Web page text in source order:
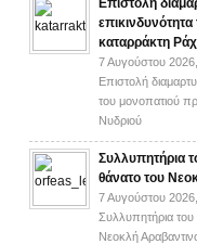
Επιστολή
καταρράκτη
7 Αυγούστου 2026,
Επιστολή
του μονοπατιού
Νυδριού
Συλλυπητήρια
θάνατο του
7 Αυγούστου 2026,
Συλλυπητήρια
Νεοκλή